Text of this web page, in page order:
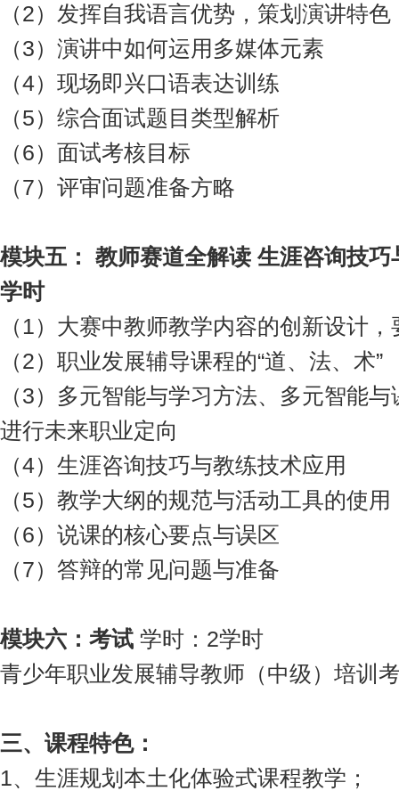
（2）发挥自我语言优势，策划演讲特色
（3）演讲中如何运用多媒体元素
（4）现场即兴口语表达训练
（5）综合面试题目类型解析
（6）面试考核目标
（7）评审问题准备方略
模块五 ： 教师赛道全解读 生涯咨询技巧
学时
（1）大赛中教师教学内容的创新设计
（2）职业发展辅导课程的“道、法、术”
（3）多元智能与学习方法、多元智能
进行未来职业定向
（4）生涯咨询技巧与教练技术应用
（5）教学大纲的规范与活动工具的使用
（6）说课的核心要点与误区
（7）答辩的常见问题与准备
模块六 ：考试 学时：2学时
青少年职业发展辅导教师（中级）培训
三、 课程特色：
1、生涯规划本土化体验式课程教学；